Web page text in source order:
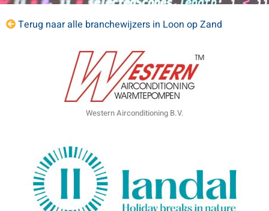
Terug naar alle branchewijzers in Loon op Zand
Western Airconditioning B.V.